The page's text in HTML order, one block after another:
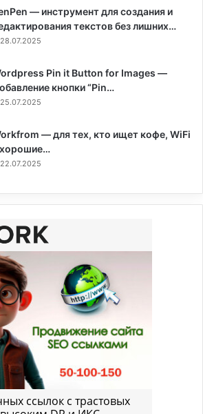
— инструмент для создания и
текстов без лишних…
28.07.2025
Pin it Button for Images —
кнопки “Pin…
25.07.2025
— для тех, кто ищет кофе, WiFi
22.07.2025